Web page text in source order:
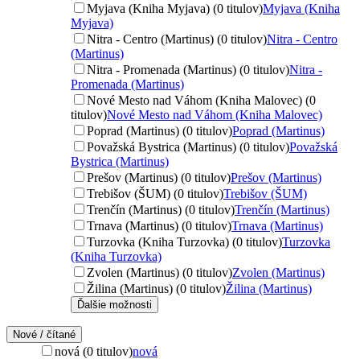
Myjava (Kniha Myjava) (0 titulov)Myjava (Kniha
Myjava)
Nitra - Centro (Martinus) (0 titulov)Nitra - Centro
(Martinus)
Nitra - Promenada (Martinus) (0 titulov)Nitra -
Promenada (Martinus)
Nové Mesto nad Váhom (Kniha Malovec) (0
titulov)Nové Mesto nad Váhom (Kniha Malovec)
Poprad (Martinus) (0 titulov)Poprad (Martinus)
Považská Bystrica (Martinus) (0 titulov)Považská
Bystrica (Martinus)
Prešov (Martinus) (0 titulov)Prešov (Martinus)
Trebišov (ŠUM) (0 titulov)Trebišov (ŠUM)
Trenčín (Martinus) (0 titulov)Trenčín (Martinus)
Trnava (Martinus) (0 titulov)Trnava (Martinus)
Turzovka (Kniha Turzovka) (0 titulov)Turzovka
(Kniha Turzovka)
Zvolen (Martinus) (0 titulov)Zvolen (Martinus)
Žilina (Martinus) (0 titulov)Žilina (Martinus)
Ďalšie možnosti
Nové / čítané
nová (0 titulov)nová